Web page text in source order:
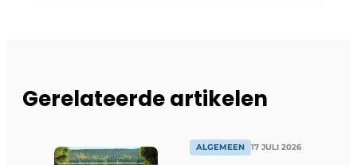
Gerelateerde artikelen
ALGEMEEN 17 JULI 2026